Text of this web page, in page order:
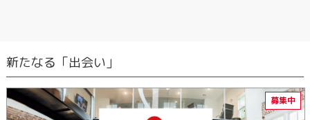
新たなる「出会い」